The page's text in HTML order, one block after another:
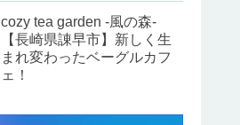
cozy tea garden -風の森-
【長崎県諌早市】新しく生
まれ変わったベーグルカフ
ェ！